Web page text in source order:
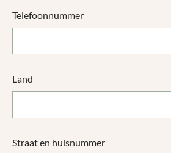
Telefoonnummer
Land
Straat en huisnummer